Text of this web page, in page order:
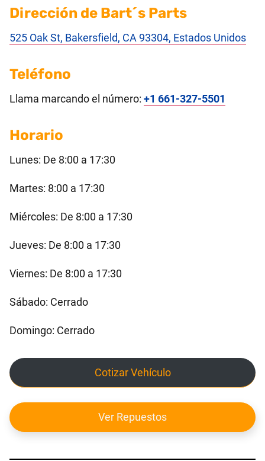
Dirección de Bart´s Parts
525 Oak St, Bakersfield, CA 93304, Estados Unidos
Teléfono
Llama marcando el número: +1 661-327-5501
Horario
Lunes: De 8:00 a 17:30
Martes: 8:00 a 17:30
Miércoles: De 8:00 a 17:30
Jueves: De 8:00 a 17:30
Viernes: De 8:00 a 17:30
Sábado: Cerrado
Domingo: Cerrado
Cotizar Vehículo
Ver Repuestos